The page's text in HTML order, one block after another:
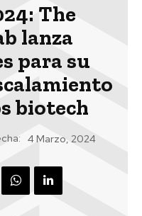
The
lanza
para su
biotech
4 Marzo, 2024